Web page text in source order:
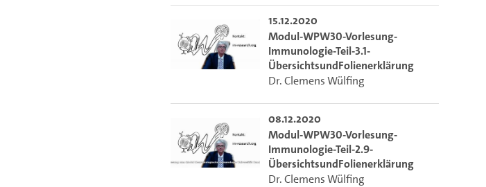
15.12.2020
Modul-WPW30-Vorlesung-
Immunologie-Teil-3.1-
ÜbersichtsundFolienerklärung
Dr. Clemens Wülfing
08.12.2020
Modul-WPW30-Vorlesung-
Immunologie-Teil-2.9-
ÜbersichtsundFolienerklärung
Dr. Clemens Wülfing